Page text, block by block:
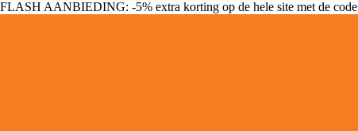
FLASH AANBIEDING: -5% extra korting op de hele site met de code